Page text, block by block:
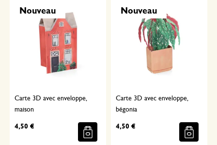
Nouveau
Carte 3D avec enveloppe,
maison
4,50 €
Nouveau
Carte 3D avec enveloppe,
bégonia
4,50 €